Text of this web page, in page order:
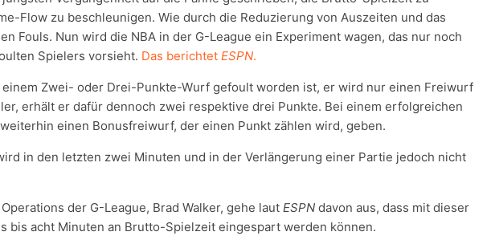
Flow zu beschleunigen. Wie durch die Reduzierung von Auszeiten und das
Fouls. Nun wird die NBA in der G-League ein Experiment wagen, das nur noch
Spielers vorsieht. Das berichtet ESPN.
einem Zwei- oder Drei-Punkte-Wurf gefoult worden ist, er wird nur einen Freiwurf
erhält er dafür dennoch zwei respektive drei Punkte. Bei einem erfolgreichen
einen Bonusfreiwurf, der einen Punkt zählen wird, geben.
in den letzten zwei Minuten und in der Verlängerung einer Partie jedoch nicht
der G-League, Brad Walker, gehe laut ESPN davon aus, dass mit dieser
bis acht Minuten an Brutto-Spielzeit eingespart werden können.